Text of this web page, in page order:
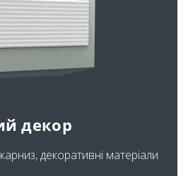
декор
декоративні матеріали